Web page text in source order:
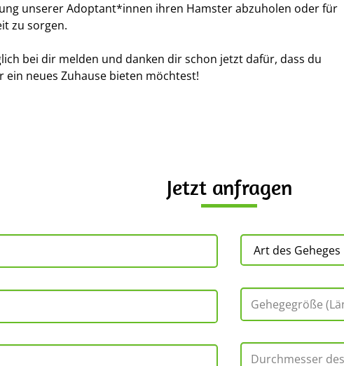
unserer Adoptant*innen ihren Hamster abzuholen oder für
zu sorgen.
bei dir melden und danken dir schon jetzt dafür, dass du
neues Zuhause bieten möchtest!
Jetzt anfragen